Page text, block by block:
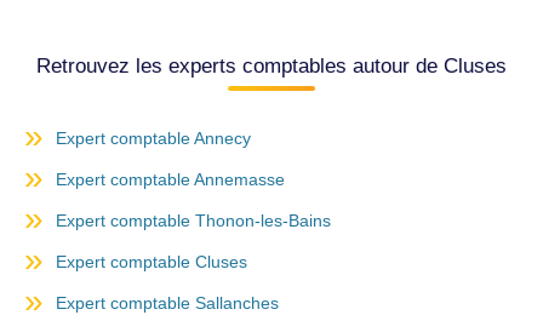
Retrouvez les experts comptables autour de Cluses
Expert comptable Annecy
Expert comptable Annemasse
Expert comptable Thonon-les-Bains
Expert comptable Cluses
Expert comptable Sallanches